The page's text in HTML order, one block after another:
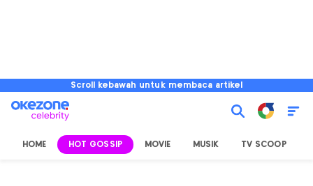
Scroll kebawah untuk membaca artikel
HOME HOT GOSSIP MOVIE MUSIK TV SCOOP